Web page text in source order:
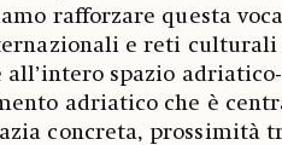
rafforzare questa
e reti culturali
all’intero spazio
adriatico che è
concreta, prossimità